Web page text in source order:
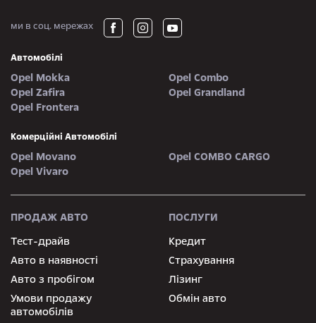
ми в соц. мережах
Автомобілі
Opel Mokka
Opel Combo
Opel Zafira
Opel Grandland
Opel Frontera
Комерційні Автомобілі
Opel Movano
Opel COMBO CARGO
Opel Vivaro
ПРОДАЖ АВТО
Тест-драйв
Авто в наявності
Авто з пробігом
Умови продажу
автомобілів
ПОСЛУГИ
Кредит
Страхування
Лізинг
Обмін авто